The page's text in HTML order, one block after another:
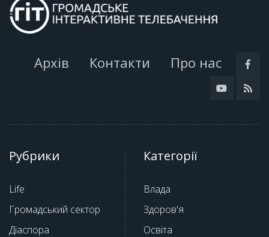
Архів Контакти Про нас
Рубрики
Life
Громадський сектор
Діаспора
Категорії
Влада
Здоров'я
Освіта